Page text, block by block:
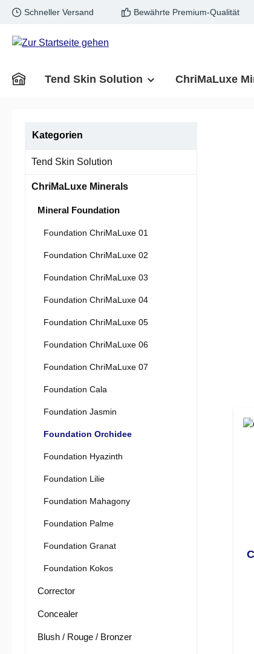
Hauptinhalt springen
Zur Suche springen
Zur Hauptnavigation springen
Schneller Versand Bewährte Premium-Qualität
Tend Skin Solution ChriMaLuxe
Kategorien
Tend Skin Solution
ChriMaLuxe Minerals
Mineral Foundation
Foundation ChriMaLuxe 01
Foundation ChriMaLuxe 02
Foundation ChriMaLuxe 03
Foundation ChriMaLuxe 04
Foundation ChriMaLuxe 05
Foundation ChriMaLuxe 06
Foundation ChriMaLuxe 07
Foundation Cala
Foundation Jasmin
Foundation Orchidee
Foundation Hyazinth
Foundation Lilie
Foundation Mahagony
Foundation Palme
Foundation Granat
Foundation Kokos
Corrector
Concealer
Blush / Rouge / Bronzer